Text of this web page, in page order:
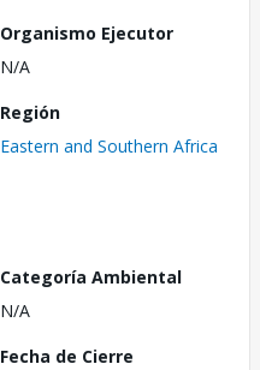
Organismo Ejecutor
N/A
Región
Eastern and Southern Africa
Categoría Ambiental
N/A
Fecha de Cierre